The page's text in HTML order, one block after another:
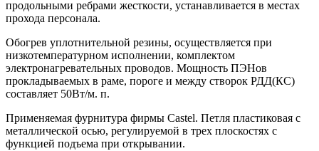
продольными ребрами жесткости, устанавливается в местах
прохода персонала.
Обогрев уплотнительной резины, осуществляется при
низкотемпературном исполнении, комплектом
электронагревательных проводов. Мощность ПЭНов
прокладываемых в раме, пороге и между створок РДД(КС)
составляет 50Вт/м. п.
Применяемая фурнитура фирмы Castel. Петля пластиковая с
металлической осью, регулируемой в трех плоскостях с
функцией подъема при открывании.